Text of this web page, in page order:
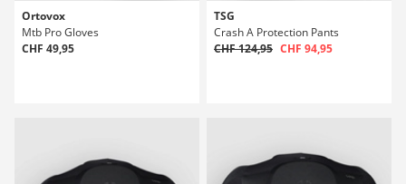
Ortovox
Mtb Pro Gloves
CHF 49,95
TSG
Crash A Protection Pants
CHF 124,95 CHF 94,95